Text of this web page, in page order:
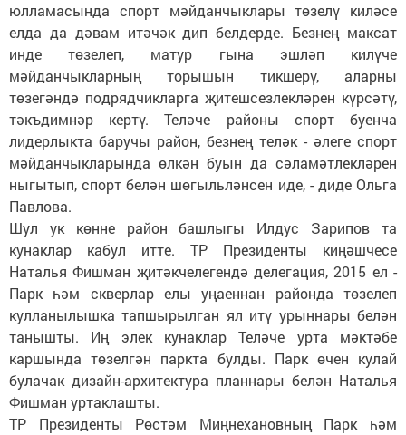
юлламасында спорт мәйданчыклары төзелү киләсе
елда да дәвам итәчәк дип белдерде. Безнең максат
инде төзелеп, матур гына эшләп килүче
мәйданчыкларның торышын тикшерү, аларны
төзегәндә подрядчикларга җитешсезлекләрен күрсәтү,
тәкъдимнәр кертү. Теләче районы спорт буенча
лидерлыкта баручы район, безнең теләк - әлеге спорт
мәйданчыкларында өлкән буын да сәламәтлекләрен
ныгытып, спорт белән шөгыльләнсен иде, - диде Ольга
Павлова.
Шул ук көнне район башлыгы Илдус Зарипов та
кунаклар кабул итте. ТР Президенты киңәшчесе
Наталья Фишман җитәкчелегендә делегация, 2015 ел -
Парк һәм скверлар елы уңаеннан районда төзелеп
кулланылышка тапшырылган ял итү урыннары белән
танышты. Иң элек кунаклар Теләче урта мәктәбе
каршында төзелгән паркта булды. Парк өчен кулай
булачак дизайн-архитектура планнары белән Наталья
Фишман уртаклашты.
ТР Президенты Рөстәм Миңнехановның Парк һәм